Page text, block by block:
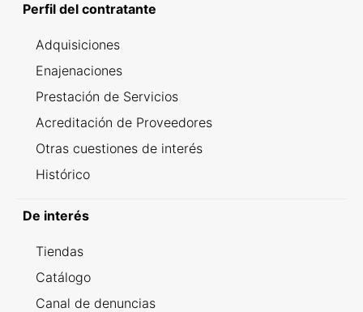
Perfil del contratante
Adquisiciones
Enajenaciones
Prestación de Servicios
Acreditación de Proveedores
Otras cuestiones de interés
Histórico
De interés
Tiendas
Catálogo
Canal de denuncias